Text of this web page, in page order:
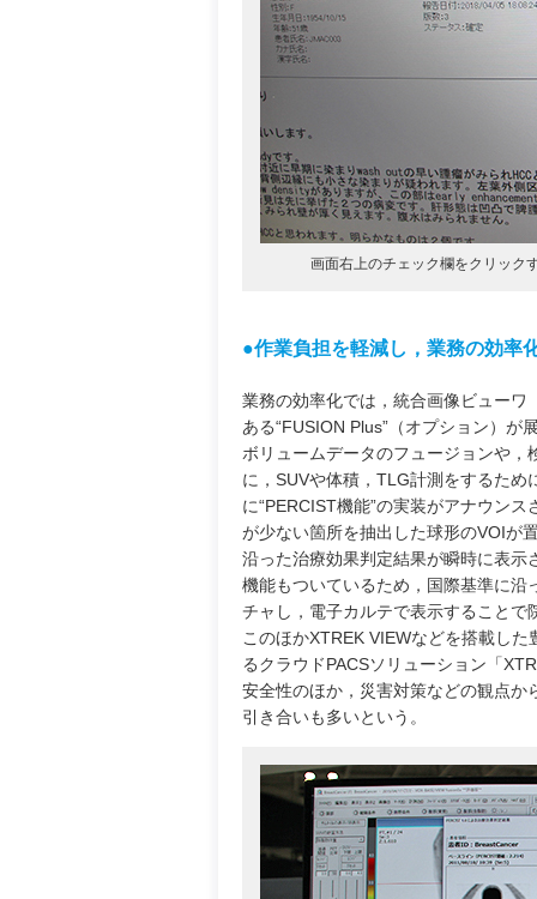
画面右上のチェック欄をクリック
●作業負担を軽減し，業務の効率
業務の効率化では，統合画像ビューワ
ある“FUSION Plus”（オプション）が
ボリュームデータのフュージョンや
に，SUVや体積，TLG計測をするた
に“PERCIST機能”の実装がアナウン
が少ない箇所を抽出した球形のVOIが
沿った治療効果判定結果が瞬時に表
機能もついているため，国際基準に
チャし，電子カルテで表示すること
このほかXTREK VIEWなどを搭載し
るクラウドPACSソリューション「
安全性のほか，災害対策などの観点か
引き合いも多いという。